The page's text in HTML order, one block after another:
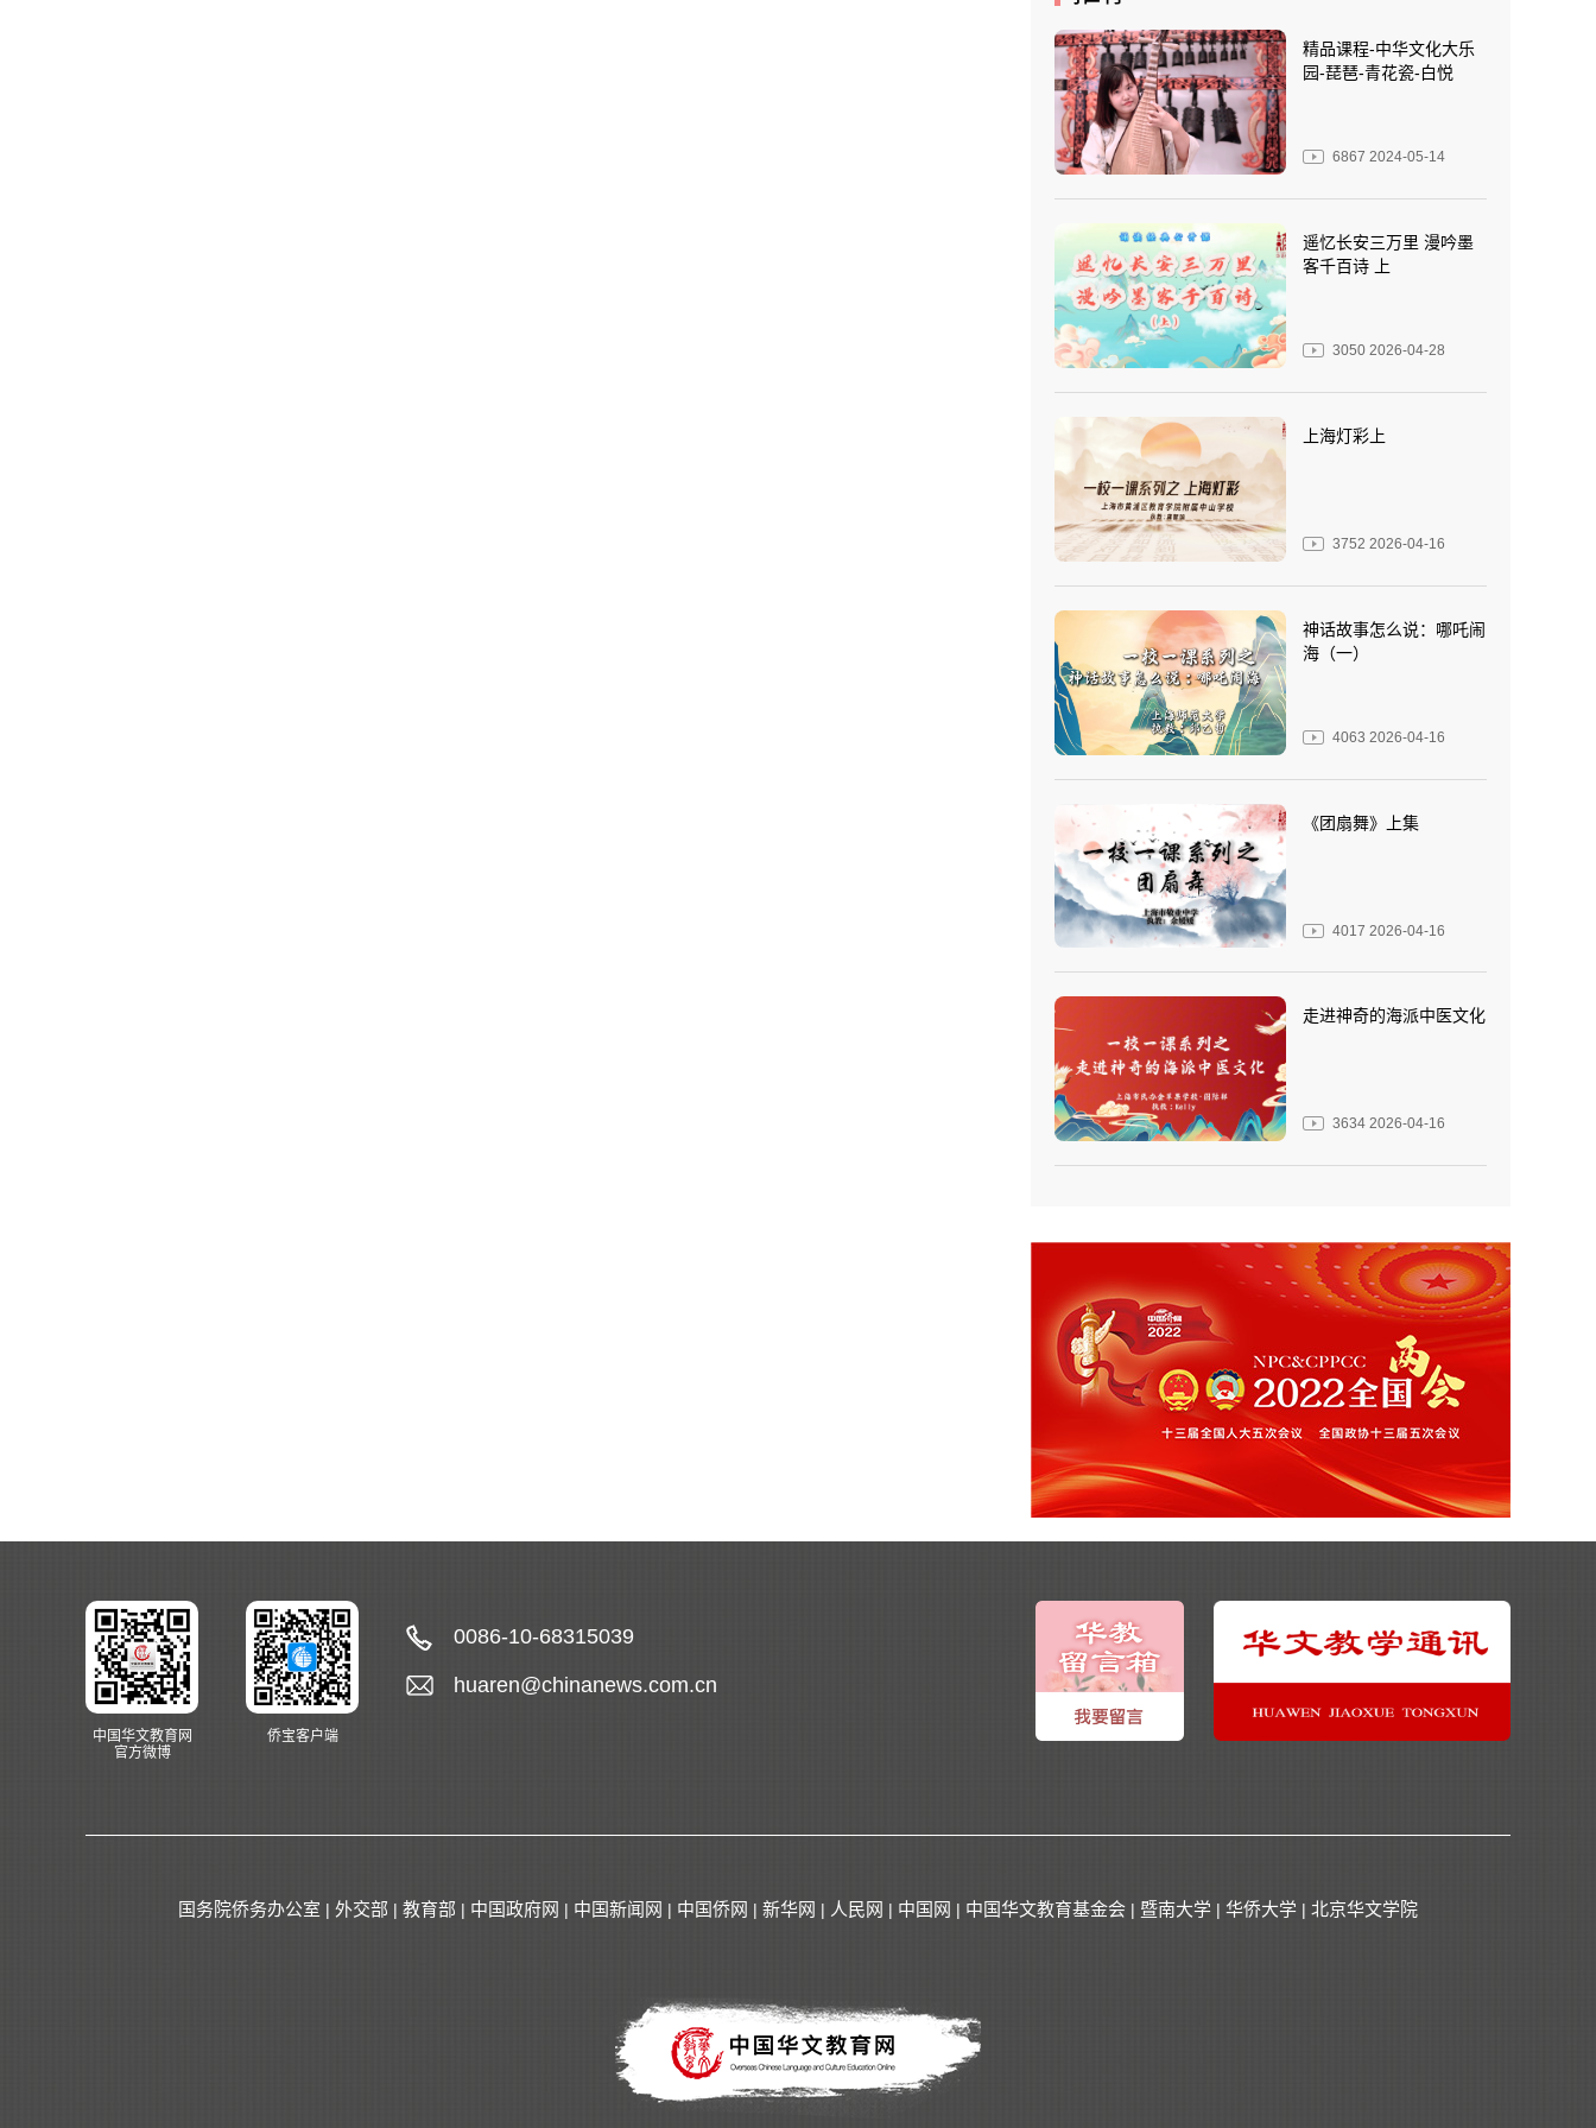
精品课程-中华文化大乐
园-琵琶-青花瓷-白悦
6867 2024-05-14
遥忆长安三万里 漫吟墨
客千百诗 上
3050 2026-04-28
上海灯彩上
3752 2026-04-16
神话故事怎么说：哪吒闹
海（一）
4063 2026-04-16
《团扇舞》上集
4017 2026-04-16
走进神奇的海派中医文化
3634 2026-04-16
中国华文教育网
官方微博
侨宝客户端
0086-10-68315039
huaren@chinanews.com.cn
国务院侨务办公室 | 外交部 | 教育部 | 中国政府网 | 中国新闻网 | 中国侨网 | 新华网 | 人民网 | 中国网 | 中国华文教育基金会 | 暨南大学 | 华侨大学 | 北京华文学院